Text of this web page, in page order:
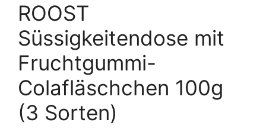
ROOST
Süssigkeitendose mit
Fruchtgummi-
Colafläschchen 100g
(3 Sorten)